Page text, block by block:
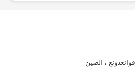
قوانغدونغ ، الصين